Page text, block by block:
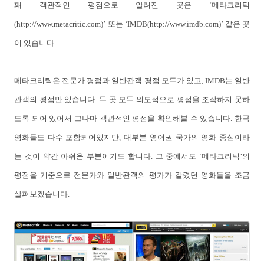
꽤 객관적인 평점으로 알려진 곳은 ‘메타크리틱
(http://www.metacritic.com)’ 또는 ‘IMDB(http://www.imdb.com)’ 같은 곳
이 있습니다.
메타크리틱은 전문가 평점과 일반관객 평점 모두가 있고, IMDB는 일반
관객의 평점만 있습니다. 두 곳 모두 의도적으로 평점을 조작하지 못하
도록 되어 있어서 그나마 객관적인 평점을 확인해볼 수 있습니다. 한국
영화들도 다수 포함되어있지만, 대부분 영어권 국가의 영화 중심이라
는 것이 약간 아쉬운 부분이기도 합니다. 그 중에서도 ‘메타크리틱’의
평점을 기준으로 전문가와 일반관객의 평가가 갈렸던 영화들을 조금
살펴보겠습니다.